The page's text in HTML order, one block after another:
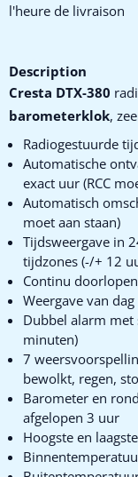
l'heure de livraison
Description
Cresta DTX-380
barometerklok,
Radiogestuurde
Automatische
exact uur (RCC
Automatisch
moet aan staan)
Tijdsweergave in
tijdzones (-/+ 12
Continu
Weergave van
Dubbel alarm
minuten)
7
bewolkt, regen,
Barometer en
afgelopen 3 uur
Hoogste en